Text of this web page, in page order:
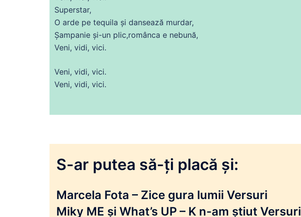
Superstar,
O arde pe tequila și dansează murdar,
Șampanie și-un plic,românca e nebună,
Veni, vidi, vici.
Veni, vidi, vici.
Veni, vidi, vici.
S-ar putea să-ți placă și:
Marcela Fota – Zice gura lumii Versuri
Miky ME și What’s UP – K n-am știut Versuri